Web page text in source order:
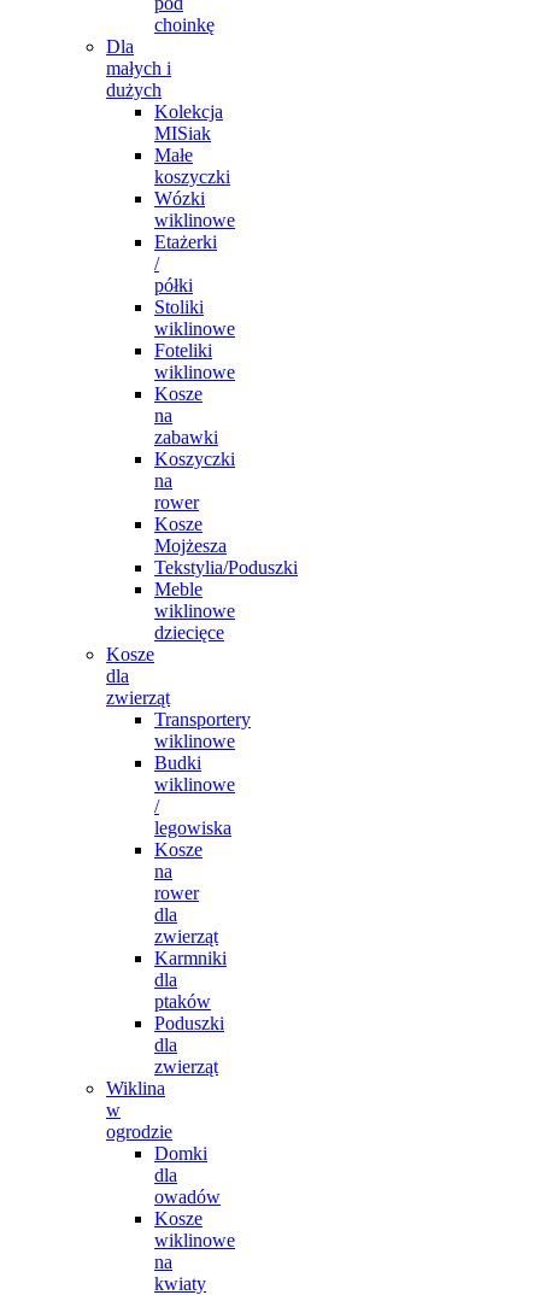
choinkę
Dla
małych i
dużych
Kolekcja
MISiak
Małe
koszyczki
Wózki
wiklinowe
Etażerki
/
półki
Stoliki
wiklinowe
Foteliki
wiklinowe
Kosze
na
zabawki
Koszyczki
na
rower
Kosze
Mojżesza
Tekstylia/Poduszki
Meble
wiklinowe
dziecięce
Kosze
dla
zwierząt
Transportery
wiklinowe
Budki
wiklinowe
/
legowiska
Kosze
na
rower
dla
zwierząt
Karmniki
dla
ptaków
Poduszki
dla
zwierząt
Wiklina
w
ogrodzie
Domki
dla
owadów
Kosze
wiklinowe
na
kwiaty